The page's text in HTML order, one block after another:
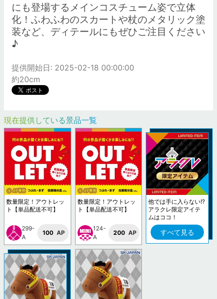
にも登場するメインコスチューム姿で立体
化！ふわふわのスカートや杖のメタリック塗
装など、ディテールにもぜひご注目ください
♪
提供開始日: 2025-02-18 00:00:00
約20cm
現在提供している景品一覧
数量限定！アウトレッ
ト【単品配送不可】
299-
A
100 AP
数量限定！アウトレッ
ト【単品配送不可】
124-
A
200 AP
他では手に入らない!?
アラクレ限定アイテ
ムはココ！
すべて見る